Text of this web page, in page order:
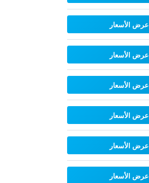
عرض الأسعار
عرض الأسعار
عرض الأسعار
عرض الأسعار
عرض الأسعار
عرض الأسعار